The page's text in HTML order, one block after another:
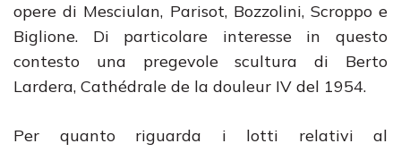
opere di Mesciulan, Parisot, Bozzolini, Scroppo e
Biglione. Di particolare interesse in questo
contesto una pregevole scultura di Berto
Lardera, Cathédrale de la douleur IV del 1954.
Per quanto riguarda i lotti relativi al